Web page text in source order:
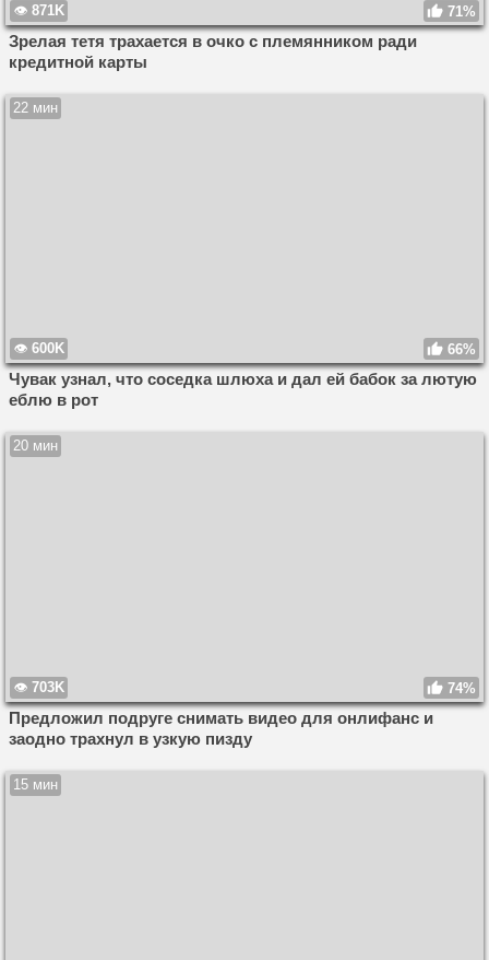
871K 71%
Зрелая тетя трахается в очко с племянником ради
кредитной карты
22 мин
600K 66%
Чувак узнал, что соседка шлюха и дал ей бабок за лютую
еблю в рот
20 мин
703K 74%
Предложил подруге снимать видео для онлифанс и
заодно трахнул в узкую пизду
15 мин